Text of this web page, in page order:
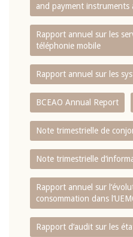
and payment instruments
Rapport annuel sur les
téléphonie mobile
Rapport annuel sur les
BCEAO Annual Report
Note trimestrielle de
Note trimestrielle
Rapport annuel sur
consommation dans
Rapport d‘audit sur les